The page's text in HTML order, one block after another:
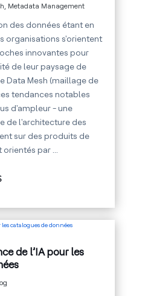
, Metadata Management
des données étant en
organisations s'orientent
innovantes pour
de leur paysage de
Data Mesh (maillage de
tendances notables
d'ampleur - une
de l'architecture des
sur des produits de
par ...
de l’IA pour les